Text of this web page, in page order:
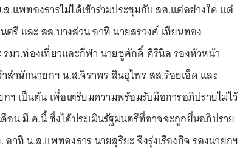
ส.แพทองธารไม่ได้เข้าร่วมประชุมกับ สส.แต่อย่างใด แต่
ตรี และ สส.บางส่วน อาทิ นายสรวงศ์ เทียนทอง
รมว.ท่องเที่ยวและกีฬา นายชูศักดิ์ ศิรินิล รองหัวหน้า
สำนักนายกฯ น.ส.จิราพร สินธุไพร สส.ร้อยเอ็ด และ
ฯ เป็นต้น เพื่อเตรียมความพร้อมรับมือการอภิปรายไม่ไว้
ดือน มี.ค.นี้ ซึ่งได้ประเมินรัฐมนตรีที่อาจจะถูกยื่นอภิปราย
าทิ น.ส.แพทองธาร นายสุริยะ จึงรุ่งเรืองกิจ รองนายกฯ